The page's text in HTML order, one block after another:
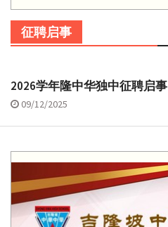
征聘启事
2026学年隆中华独中征聘启事
09/12/2025